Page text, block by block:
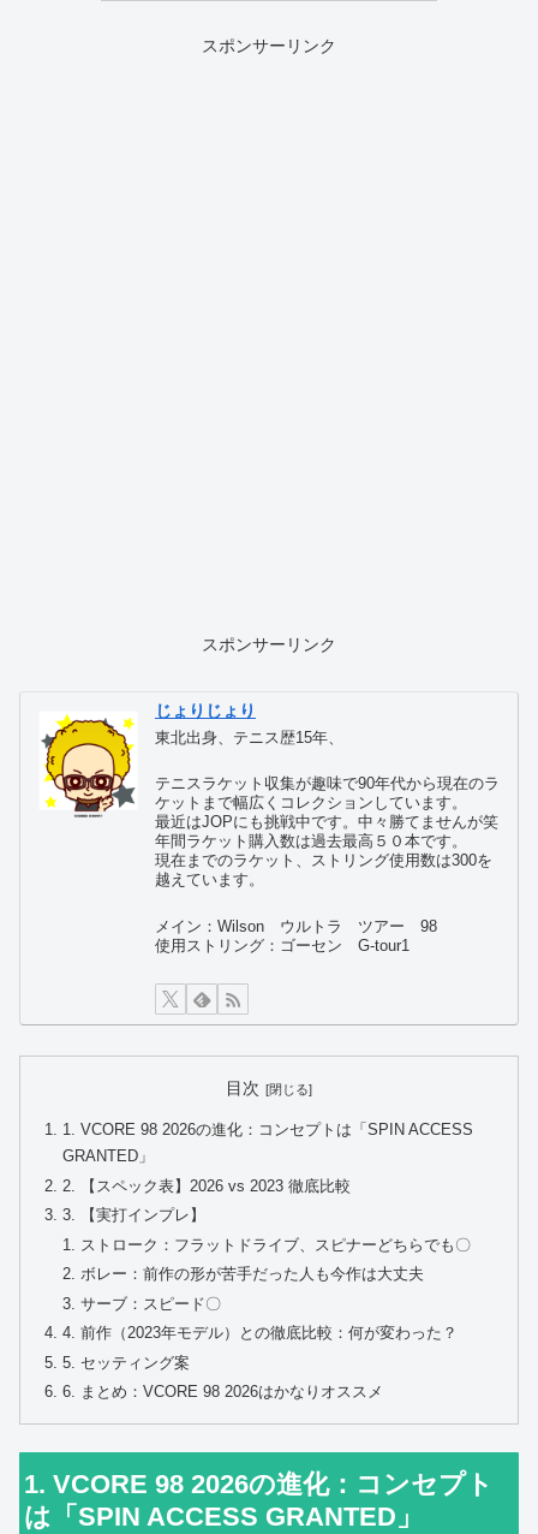
スポンサーリンク
スポンサーリンク
じょりじょり
東北出身、テニス歴15年、
テニスラケット収集が趣味で90年代から現在のラ
ケットまで幅広くコレクションしています。
最近はJOPにも挑戦中です。中々勝てませんが笑
年間ラケット購入数は過去最高５０本です。
現在までのラケット、ストリング使用数は300を
越えています。
メイン：Wilson ウルトラ ツアー 98
使用ストリング：ゴーセン G-tour1
目次
1. VCORE 98 2026の進化：コンセプトは「SPIN ACCESS
GRANTED」
2. 【スペック表】2026 vs 2023 徹底比較
3. 【実打インプレ】
ストローク：フラットドライブ、スピナーどちらでも〇
ボレー：前作の形が苦手だった人も今作は大丈夫
サーブ：スピード〇
4. 前作（2023年モデル）との徹底比較：何が変わった？
5. セッティング案
6. まとめ：VCORE 98 2026はかなりオススメ
1. VCORE 98 2026の進化：コンセプト
は「SPIN ACCESS GRANTED」